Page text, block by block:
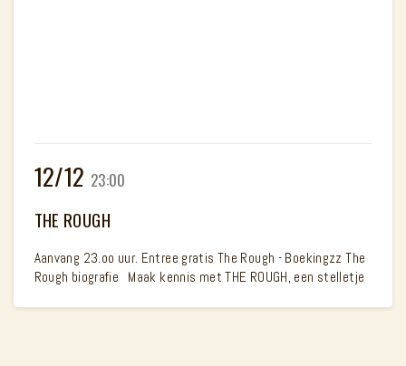
12/12 23:00
THE ROUGH
Aanvang 23.oo uur. Entree gratis The Rough - Boekingzz The
Rough biografie Maak kennis met THE ROUGH, een stelletje